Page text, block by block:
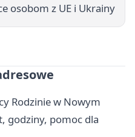
osobom z UE i Ukrainy
Rodzinie w Nowym
godziny, pomoc dla